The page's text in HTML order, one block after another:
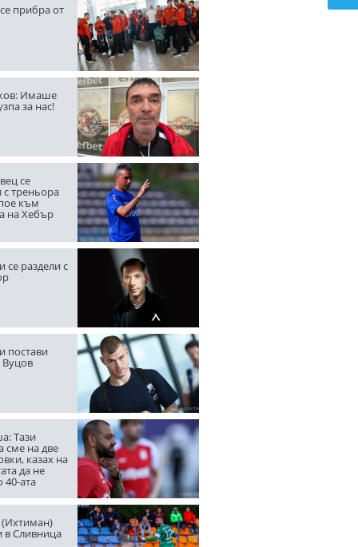
прибра от
Имаше
за нас!
се
с треньора
към
на Хебър
се раздели с
постави
Вуцов
Тази
сме на две
казах на
да не
40-ата
(Ихтиман)
в Сливница